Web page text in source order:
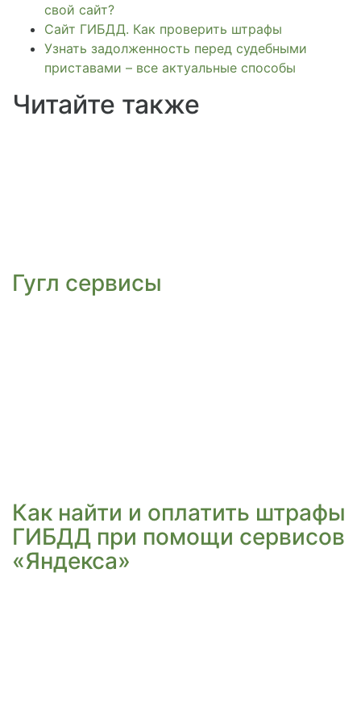
свой сайт?
Сайт ГИБДД. Как проверить штрафы
Узнать задолженность перед судебными
приставами – все актуальные способы
Читайте также
Гугл сервисы
Как найти и оплатить штрафы
ГИБДД при помощи сервисов
«Яндекса»